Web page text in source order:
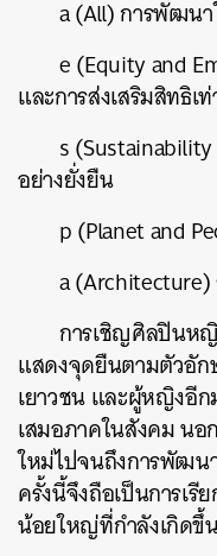
a (All) การพัฒน
e (Equity and
และการส่งเสริมสิทธิเ
s
อย่างยั่งยืน
p (Planet and
a
การเชิญศิลปินห
แสดงจุดยืนตามตัวอัก
เยาวชน และผู้หญิงอี
เสมอภาคในสังคม น
ใหม่ไปจนถึงการพัฒนา
ครั้งนี้จึงถือเป็นการเ
น้อยใหญ่ที่กำลังเกิดขึ้